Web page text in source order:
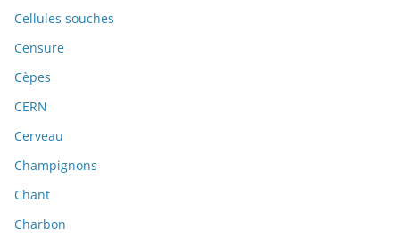
Cellules souches
Censure
Cèpes
CERN
Cerveau
Champignons
Chant
Charbon